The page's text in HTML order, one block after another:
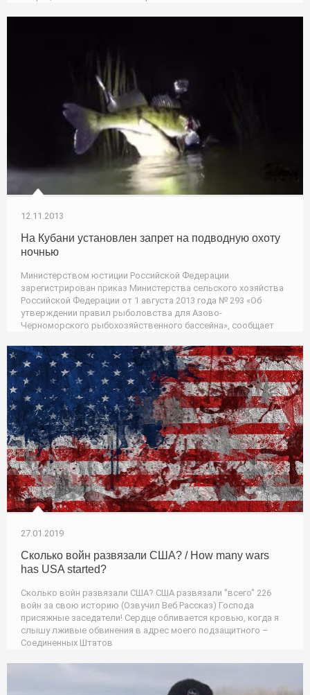
12.11.2013
На Кубани установлен запрет на подводную охоту
ночнью
Министерством юстиции Российской Федерации
зарегистрирован приказ Министерства сельского хозяйства
Российской Федерации от 1 августа 2013 года № 293 «Об
утверждении правил рыболовства для Азово-
Черноморского рыбохозяйственного бассейна», сообщает
27.01.2019
Сколько войн развязали США? / How many wars
has USA started?
Сколько войн развязали США? США развязали "всего" 226
войн за свою историю (Озвучил Веб Рассказ) Господа
присяжные заседатели! Сердце обливается кровью, когда я
слышу лживые обвинения в адрес моего подзащитного –
Соединенных Штатов